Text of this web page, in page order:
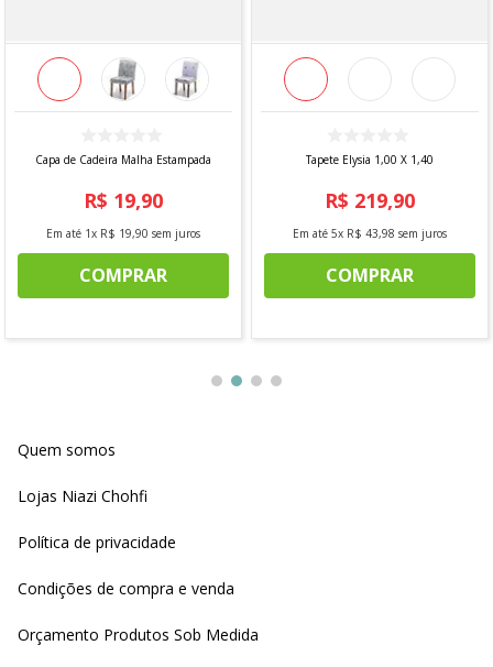
Capa de Cadeira Malha Estampada
R$ 19,90
Em até 1x R$ 19,90 sem juros
COMPRAR
Tapete Elysia 1,00 X 1,40
R$ 219,90
Em até 5x R$ 43,98 sem juros
COMPRAR
Quem somos
Lojas Niazi Chohfi
Política de privacidade
Condições de compra e venda
Orçamento Produtos Sob Medida